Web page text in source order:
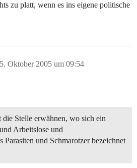
zu platt, wenn es ins eigene politische
Oktober 2005 um 09:54
Stelle erwähnen, wo sich ein
Arbeitslose und
Parasiten und Schmarotzer bezeichnet